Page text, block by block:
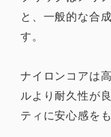
と、一般的な合
す。
ナイロンコアは
ルより耐久性が
ティに安心感を